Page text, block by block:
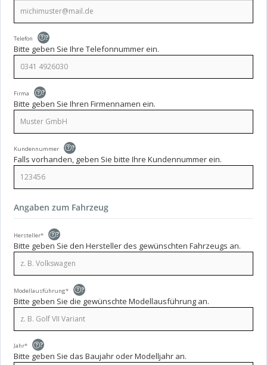
Telefon ?
Bitte geben Sie Ihre Telefonnummer ein.
Firma ?
Bitte geben Sie Ihren Firmennamen ein.
Kundennummer ?
Falls vorhanden, geben Sie bitte Ihre Kundennummer ein.
Angaben zum Fahrzeug
Hersteller* ?
Bitte geben Sie den Hersteller des gewünschten Fahrzeugs an.
Modellausführung* ?
Bitte geben Sie die gewünschte Modellausführung an.
Jahr* ?
Bitte geben Sie das Baujahr oder Modelljahr an.